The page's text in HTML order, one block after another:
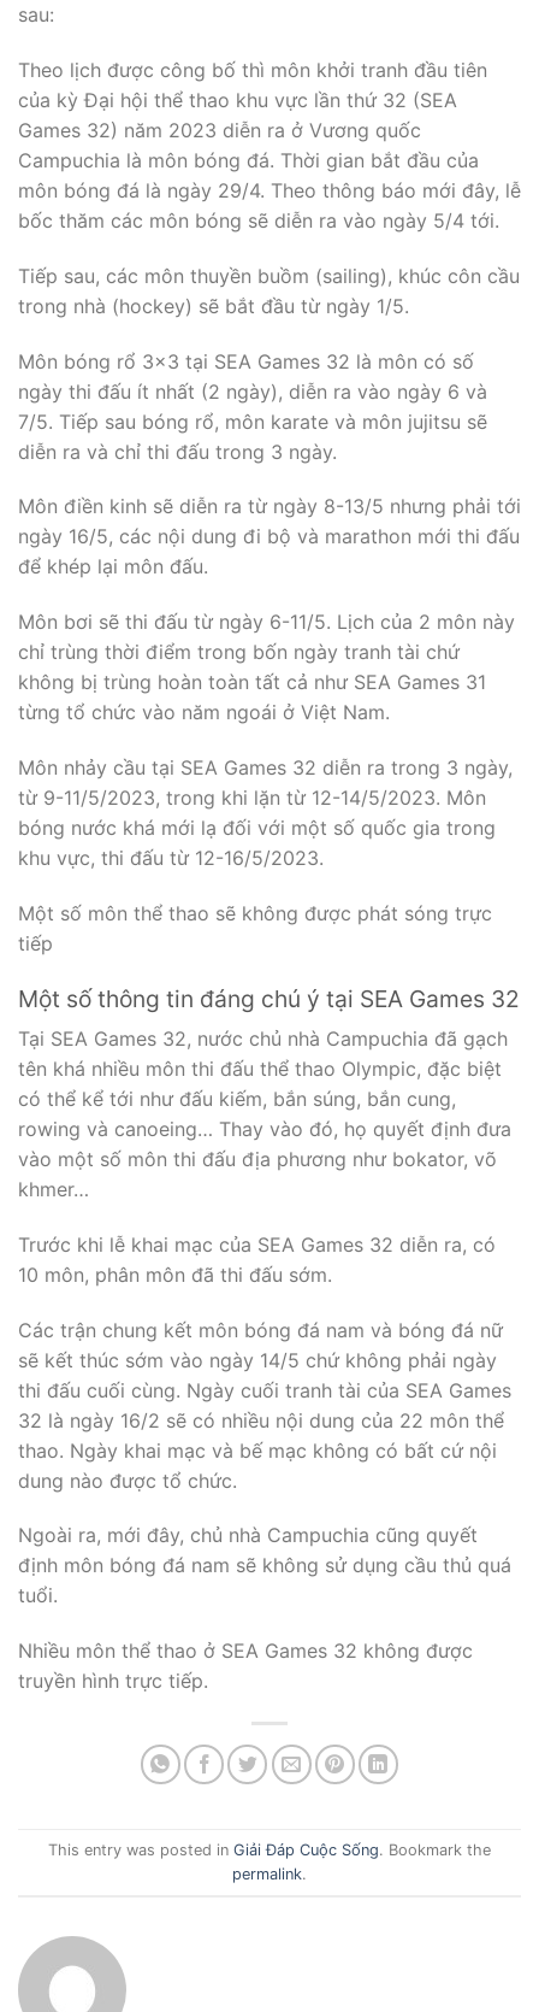
sau:
Theo lịch được công bố thì môn khởi tranh đầu tiên
của kỳ Đại hội thể thao khu vực lần thứ 32 (SEA
Games 32) năm 2023 diễn ra ở Vương quốc
Campuchia là môn bóng đá. Thời gian bắt đầu của
môn bóng đá là ngày 29/4. Theo thông báo mới đây, lễ
bốc thăm các môn bóng sẽ diễn ra vào ngày 5/4 tới.
Tiếp sau, các môn thuyền buồm (sailing), khúc côn cầu
trong nhà (hockey) sẽ bắt đầu từ ngày 1/5.
Môn bóng rổ 3×3 tại SEA Games 32 là môn có số
ngày thi đấu ít nhất (2 ngày), diễn ra vào ngày 6 và
7/5. Tiếp sau bóng rổ, môn karate và môn jujitsu sẽ
diễn ra và chỉ thi đấu trong 3 ngày.
Môn điền kinh sẽ diễn ra từ ngày 8-13/5 nhưng phải tới
ngày 16/5, các nội dung đi bộ và marathon mới thi đấu
để khép lại môn đấu.
Môn bơi sẽ thi đấu từ ngày 6-11/5. Lịch của 2 môn này
chỉ trùng thời điểm trong bốn ngày tranh tài chứ
không bị trùng hoàn toàn tất cả như SEA Games 31
từng tổ chức vào năm ngoái ở Việt Nam.
Môn nhảy cầu tại SEA Games 32 diễn ra trong 3 ngày,
từ 9-11/5/2023, trong khi lặn từ 12-14/5/2023. Môn
bóng nước khá mới lạ đối với một số quốc gia trong
khu vực, thi đấu từ 12-16/5/2023.
Một số môn thể thao sẽ không được phát sóng trực
tiếp
Một số thông tin đáng chú ý tại SEA Games 32
Tại SEA Games 32, nước chủ nhà Campuchia đã gạch
tên khá nhiều môn thi đấu thể thao Olympic, đặc biệt
có thể kể tới như đấu kiếm, bắn súng, bắn cung,
rowing và canoeing… Thay vào đó, họ quyết định đưa
vào một số môn thi đấu địa phương như bokator, võ
khmer…
Trước khi lễ khai mạc của SEA Games 32 diễn ra, có
10 môn, phân môn đã thi đấu sớm.
Các trận chung kết môn bóng đá nam và bóng đá nữ
sẽ kết thúc sớm vào ngày 14/5 chứ không phải ngày
thi đấu cuối cùng. Ngày cuối tranh tài của SEA Games
32 là ngày 16/2 sẽ có nhiều nội dung của 22 môn thể
thao. Ngày khai mạc và bế mạc không có bất cứ nội
dung nào được tổ chức.
Ngoài ra, mới đây, chủ nhà Campuchia cũng quyết
định môn bóng đá nam sẽ không sử dụng cầu thủ quá
tuổi.
Nhiều môn thể thao ở SEA Games 32 không được
truyền hình trực tiếp.
This entry was posted in Giải Đáp Cuộc Sống. Bookmark the
permalink.